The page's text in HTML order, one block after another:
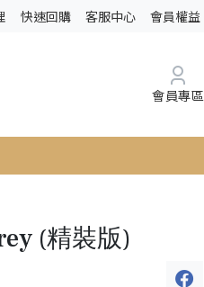
快速回購 客服中心 會員權益
會員專區
(精裝版)